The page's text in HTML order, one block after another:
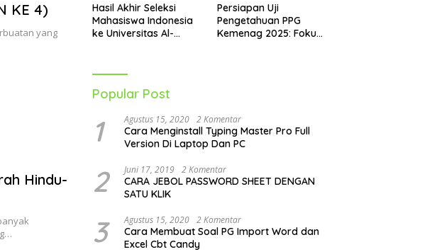
KE 4)
yang
Hindu-
Hasil Akhir Seleksi
Mahasiswa Indonesia
ke Universitas Al-
Persiapan Uji
Pengetahuan PPG
Kemenag 2025: Fokus
Popular Post
1 Agustus 15, 2020 2 Komentar
Cara Menginstall Typing Master Pro Full
Version Di Laptop Dan PC
2 Juni 17, 2019 2 Komentar
CARA JEBOL PASSWORD SHEET DENGAN
SATU KLIK
3 Agustus 15, 2020 2 Komentar
Cara Membuat Soal PG Import Word dan
Excel Cbt Candy